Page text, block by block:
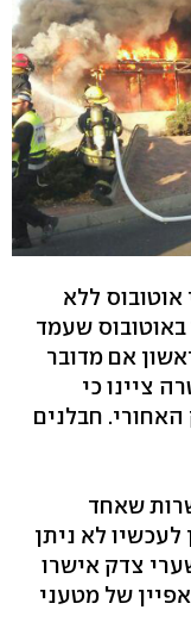
ללא
שעמד
אם מדובר
ציינו כי
חבלנים
שאחד
לא ניתן
צדק אישרו
של מטעני